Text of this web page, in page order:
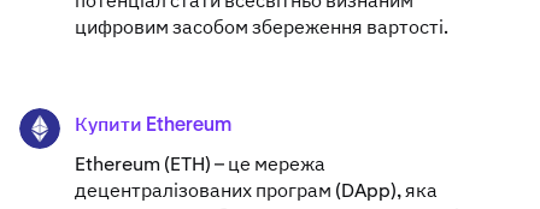
цифровим засобом збереження вартості.
ETH Купити Ethereum
Ethereum (ETH) – це мережа
децентралізованих програм (DApp), яка